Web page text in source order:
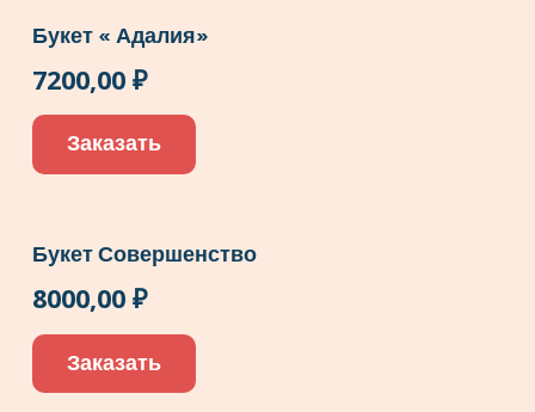
Букет « Адалия»
7200,00 ₽
Заказать
Букет Совершенство
8000,00 ₽
Заказать